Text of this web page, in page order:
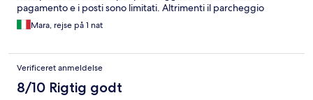
pagamento e i posti sono limitati. Altrimenti il parcheggio
dell'hotel è un po' distante. L'orario della colazione parte
solamente dalle 8, non proprio prestissimo. Purtroppo la mattina
prima delle 8.30 e non potendo aspettare non ne abbiamo
usufruito.
Mara, rejse på 1 nat
Verificeret anmeldelse
8/10 Rigtig godt